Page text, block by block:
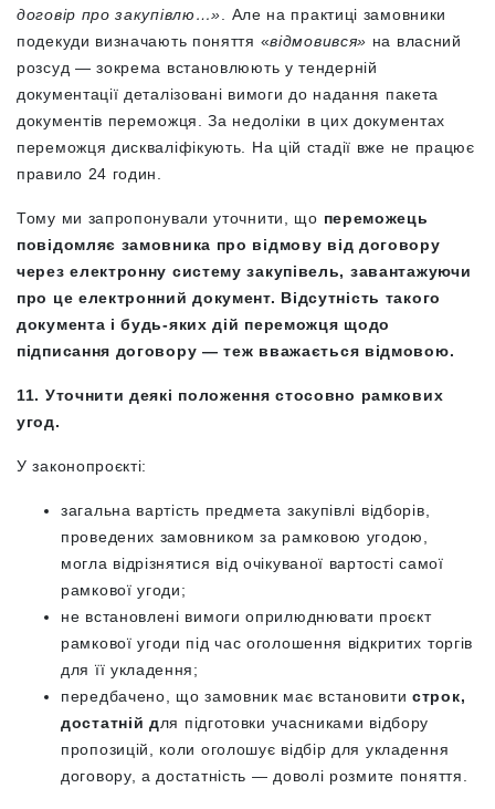
договір про закупівлю…» . Але на практиці замовники
подекуди визначають поняття «відмовився» на власний
розсуд — зокрема встановлюють у тендерній
документації деталізовані вимоги до надання пакета
документів переможця. За недоліки в цих документах
переможця дискваліфікують. На цій стадії вже не працює
правило 24 годин.
Тому ми запропонували уточнити, що переможець
повідомляє замовника про відмову від договору
через електронну систему закупівель, завантажуючи
про це електронний документ. Відсутність такого
документа і будь-яких дій переможця щодо
підписання договору — теж вважається відмовою.
11. Уточнити деякі положення стосовно рамкових
угод.
У законопроєкті:
загальна вартість предмета закупівлі відборів,
проведених замовником за рамковою угодою,
могла відрізнятися від очікуваної вартості самої
рамкової угоди;
не встановлені вимоги оприлюднювати проєкт
рамкової угоди під час оголошення відкритих торгів
для її укладення;
передбачено, що замовник має встановити строк,
достатній для підготовки учасниками відбору
пропозицій, коли оголошує відбір для укладення
договору, а достатність — доволі розмите поняття.